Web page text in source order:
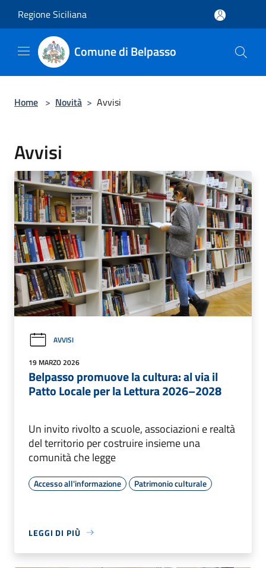
Regione Siciliana
Comune di Belpasso
Home > Novità > Avvisi
Avvisi
AVVISI
19 MARZO 2026
Belpasso promuove la cultura: al via il
Patto Locale per la Lettura 2026–2028
Un invito rivolto a scuole, associazioni e realtà
del territorio per costruire insieme una
comunità che legge
Accesso all'informazione Patrimonio culturale
LEGGI DI PIÙ